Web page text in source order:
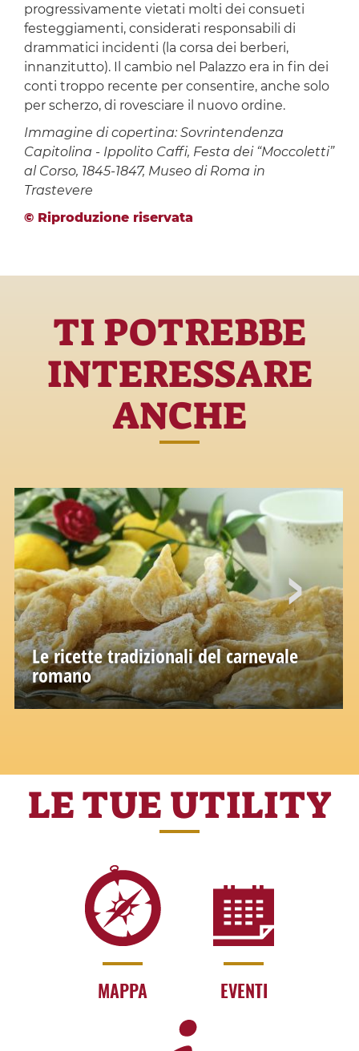
progressivamente vietati molti dei consueti
festeggiamenti, considerati responsabili di
drammatici incidenti (la corsa dei berberi,
innanzitutto). Il cambio nel Palazzo era in fin dei
conti troppo recente per consentire, anche solo
per scherzo, di rovesciare il nuovo ordine.
Immagine di copertina: Sovrintendenza
Capitolina - Ippolito Caffi, Festa dei “Moccoletti”
al Corso, 1845-1847, Museo di Roma in
Trastevere
© Riproduzione riservata
TI POTREBBE
INTERESSARE
ANCHE
Le ricette tradizionali del carnevale
romano
Dolci simbolo della festa più giocosa dell’anno
LE TUE UTILITY
MAPPA EVENTI